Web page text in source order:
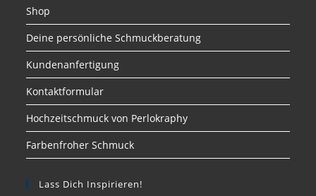
Shop
Deine persönliche Schmuckberatung
Kundenanfertigung
Kontaktformular
Hochzeitschmuck von Perlokraphy
Farbenfroher Schmuck
Lass Dich Inspirieren!